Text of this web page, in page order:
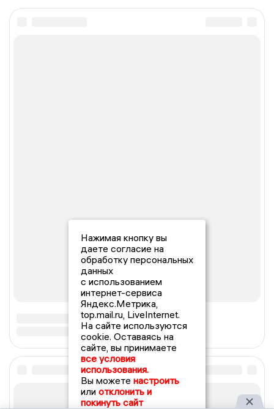
Нажимая кнопку вы
даете согласие на
обработку персональных
данных
с использованием
интернет-сервиса
Яндекс.Метрика,
top.mail.ru, LiveInternet.
На сайте используются
cookie. Оставаясь на
сайте, вы принимаете
все условия
использования.
Вы можете настроить
или отклонить и
покинуть сайт